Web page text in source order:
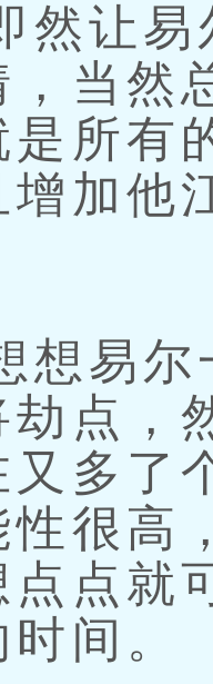
让易
，当然
是所有
增加他
易尔
劫点，
又多了
性很高
点点就
间。